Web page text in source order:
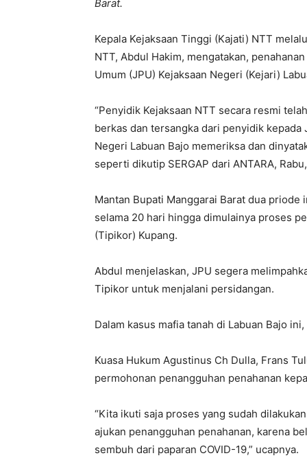
Barat.
Kepala Kejaksaan Tinggi (Kajati) NTT
NTT, Abdul Hakim, mengatakan,
Umum (JPU) Kejaksaan Negeri (Kejari)
“Penyidik Kejaksaan NTT secara resmi
berkas dan tersangka dari penyidik kepada
Negeri Labuan Bajo memeriksa dan
seperti dikutip SERGAP dari ANTARA,
Mantan Bupati Manggarai Barat dua priode
selama 20 hari hingga dimulainya proses
(Tipikor) Kupang.
Abdul menjelaskan, JPU segera
Tipikor untuk menjalani persidangan.
Dalam kasus mafia tanah di Labuan Bajo
Kuasa Hukum Agustinus Ch Dulla, Frans
permohonan penangguhan penahanan
“Kita ikuti saja proses yang sudah
ajukan penangguhan penahanan, karena
sembuh dari paparan COVID-19,” ucapnya.